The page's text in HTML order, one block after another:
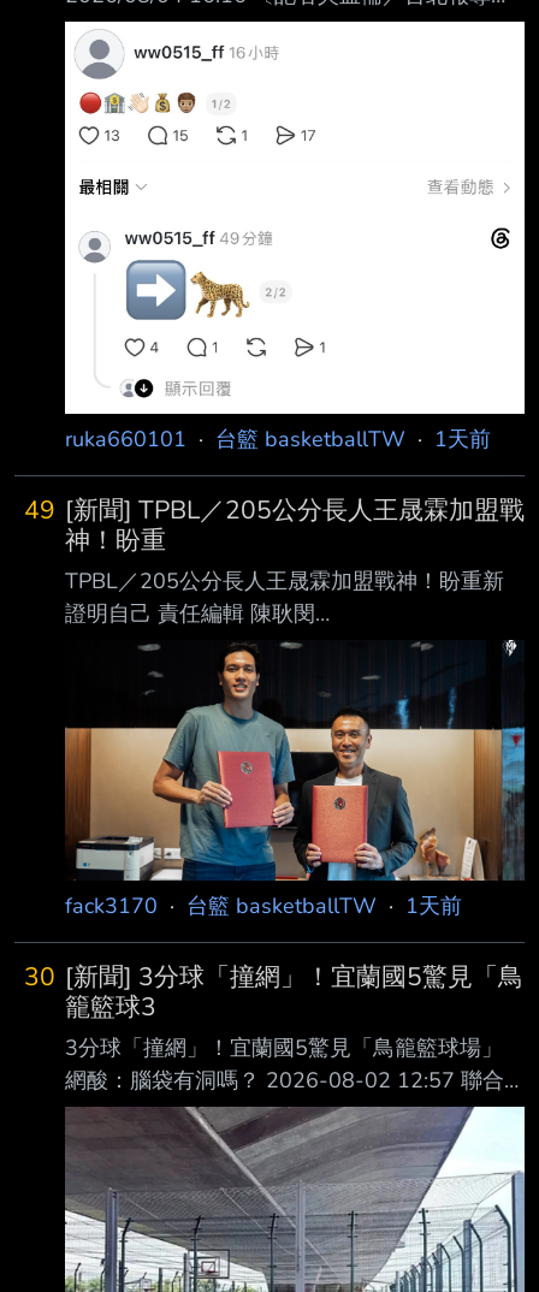
PLG台北富邦勇士今宣布與「國民姐夫」吳永盛
合約期滿離隊 ，他的下一步也引關注。 吳永盛
自國中畢業後即旅外挑戰美國高中賽事，2019
年投入CBA選秀，並在首輪第八順位 被上海久
2021年返回台灣加盟PLG夢想家 ，在2023年轉
戰富邦勇士，上季出賽22場，繳出場均3.3分 、
0.6助攻的差強人意表現 勇士球團表示，「吳永
盛自2023年加入富邦勇士，效力三個賽季，
ruka660101 · 台籃 basketballTW · 1天前
49 [新聞] TPBL／205公分長人王晟霖加盟戰
神！盼重
TPBL／205公分長人王晟霖加盟戰神！盼重新
證明自己 責任編輯 陳耿閔
https://i.imgur.com/kvR62ct.jpeg 王晟霖。（圖
／戰神提供） 臺北台新戰神今宣布延攬205公分
中鋒王晟霖，補強新賽季內線戰力。25歲的王晟
霖曾入選2 024年瓊斯盃中華白隊及2025年世大
運代表隊，球團看好其身材條件與發展潛力，期
待透過 完整的訓練資源與養成規劃，逐步成長
為球隊未來的重要戰力。 2025-26賽季王晟霖
效力於SBL凱撒基隆黑鳶，例行賽共出賽8場，
場均攻下10分、5.5籃板， 其中4月16
fack3170 · 台籃 basketballTW · 1天前
30 [新聞] 3分球「撞網」！宜蘭國5驚見「鳥
籠籃球3
3分球「撞網」！宜蘭國5驚見「鳥籠籃球場」
網酸：腦袋有洞嗎？ 2026-08-02 12:57 聯合
報／ 記者 戴永華／宜蘭即時報導
https://i.mopix.cc/TawhCN.jpg 國5高架橋下驚見
「鳥籠」籃球場，施工單位將球場的四面八方全
部架設圍網，網子甚至 只比籃板高約20公分，
投3分球會觸網，遭民眾批評「奇觀」、「超瞎
設計」。圖／翻攝 歐志銘臉書 宜蘭多雨，五結